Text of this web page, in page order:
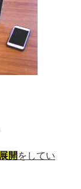
開 をしてい